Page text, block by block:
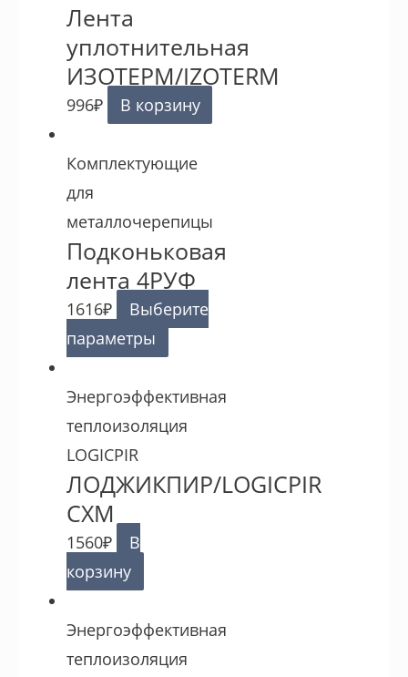
Лента
уплотнительная
ИЗОТЕРМ/IZOTERM
996₽ В корзину
Комплектующие
для
металлочерепицы
Подконьковая
лента 4РУФ
1616₽
Выберите
параметры
Энергоэффективная
теплоизоляция
LOGICPIR
ЛОДЖИКПИР/LOGICPIR
СХМ
1560₽
В
корзину
Энергоэффективная
теплоизоляция